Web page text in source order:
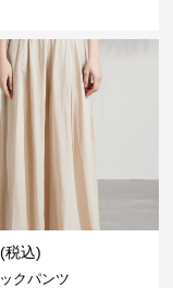
(税込)
クパンツ